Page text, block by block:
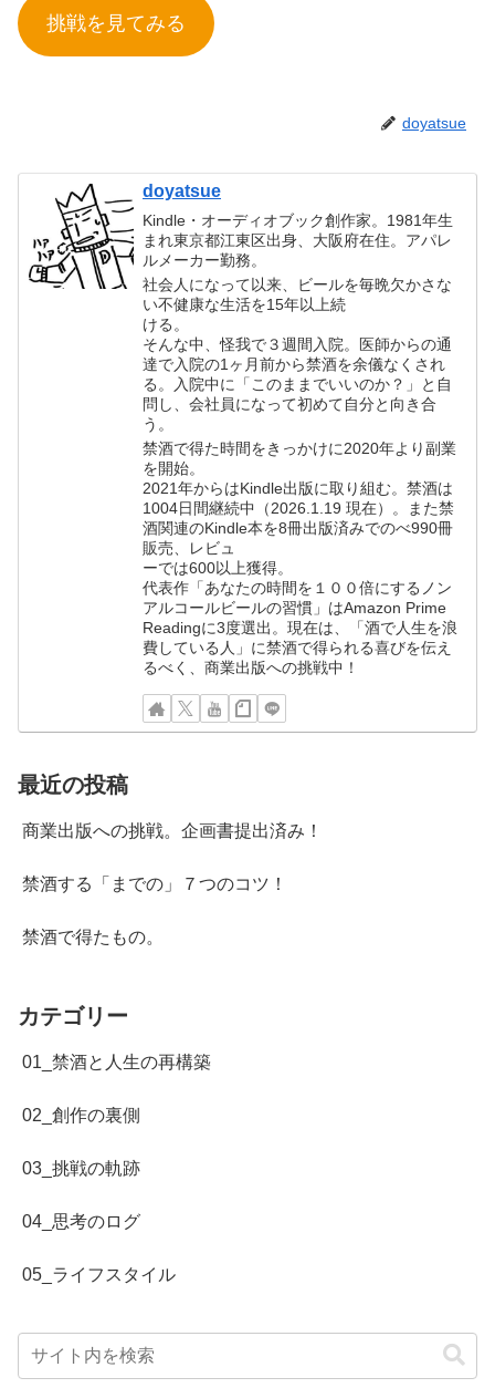
挑戦を見てみる
doyatsue
doyatsue
Kindle・オーディオブック創作家。1981年生
まれ東京都江東区出身、大阪府在住。アパレ
ルメーカー勤務。
社会人になって以来、ビールを毎晩欠かさな
い不健康な生活を15年以上続
ける。
そんな中、怪我で３週間入院。医師からの通
達で入院の1ヶ月前から禁酒を余儀なくされ
る。入院中に「このままでいいのか？」と自
問し、会社員になって初めて自分と向き合
う。
禁酒で得た時間をきっかけに2020年より副業
を開始。
2021年からはKindle出版に取り組む。禁酒は
1004日間継続中（2026.1.19 現在）。また禁
酒関連のKindle本を8冊出版済みでのべ990冊
販売、レビュ
ーでは600以上獲得。
代表作「あなたの時間を１００倍にするノン
アルコールビールの習慣」はAmazon Prime
Readingに3度選出。現在は、「酒で人生を浪
費している人」に禁酒で得られる喜びを伝え
るべく、商業出版への挑戦中！
最近の投稿
商業出版への挑戦。企画書提出済み！
禁酒する「までの」７つのコツ！
禁酒で得たもの。
カテゴリー
01_禁酒と人生の再構築
02_創作の裏側
03_挑戦の軌跡
04_思考のログ
05_ライフスタイル